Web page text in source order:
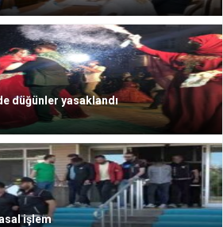
düğünler yasaklandı
işlem